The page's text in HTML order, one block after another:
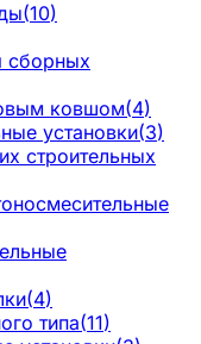
(10)
сборных
ковшом(4)
установки(3)
строительных
(4)
типа(11)